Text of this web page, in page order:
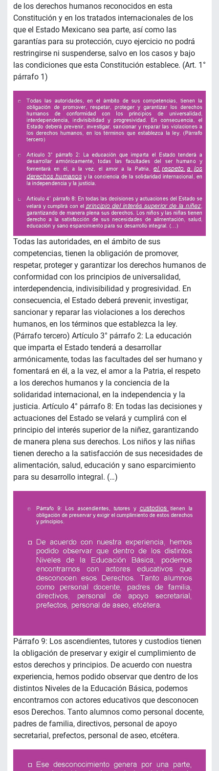
de los derechos humanos reconocidos en esta
Constitución y en los tratados internacionales de los
que el Estado Mexicano sea parte, así como las
garantías para su protección, cuyo ejercicio no podrá
restringirse ni suspenderse, salvo en los casos y bajo
las condiciones que esta Constitución establece. (Art. 1°
párrafo 1)
Todas las autoridades, en el ámbito de sus
competencias, tienen la obligación de promover,
respetar, proteger y garantizar los derechos humanos de
conformidad con los principios de universalidad,
interdependencia, indivisibilidad y progresividad. En
consecuencia, el Estado deberá prevenir, investigar,
sancionar y reparar las violaciones a los derechos
humanos, en los términos que establezca la ley.
(Párrafo tercero) Artículo 3° párrafo 2: La educación
que imparta el Estado tenderá a desarrollar
armónicamente, todas las facultades del ser humano y
fomentará en él, a la vez, el amor a la Patria, el respeto
a los derechos humanos y la conciencia de la
solidaridad internacional, en la independencia y la
justicia. Artículo 4° párrafo 8: En todas las decisiones y
actuaciones del Estado se velará y cumplirá con el
principio del interés superior de la niñez, garantizando
de manera plena sus derechos. Los niños y las niñas
tienen derecho a la satisfacción de sus necesidades de
alimentación, salud, educación y sano esparcimiento
para su desarrollo integral. (…)
Párrafo 9: Los ascendientes, tutores y custodios tienen
la obligación de preservar y exigir el cumplimiento de
estos derechos y principios. De acuerdo con nuestra
experiencia, hemos podido observar que dentro de los
distintos Niveles de la Educación Básica, podemos
encontrarnos con actores educativos que desconocen
esos Derechos. Tanto alumnos como personal docente,
padres de familia, directivos, personal de apoyo
secretarial, prefectos, personal de aseo, etcétera.